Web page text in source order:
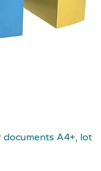
A4+, lot